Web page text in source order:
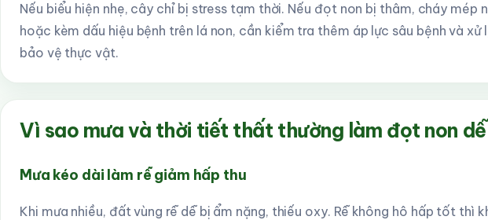
Nếu biểu hiện nhẹ, cây chỉ bị stress tạm thời. Nếu đọt non bị thâm, cháy mép
hoặc kèm dấu hiệu bệnh trên lá non, cần kiểm tra thêm áp lực sâu bệnh và xử
bảo vệ thực vật.
Vì sao mưa và thời tiết thất thường làm đọt non
Mưa kéo dài làm rễ giảm hấp thu
Khi mưa nhiều, đất vùng rễ dễ bị ẩm nặng, thiếu oxy. Rễ không hô hấp tốt thì